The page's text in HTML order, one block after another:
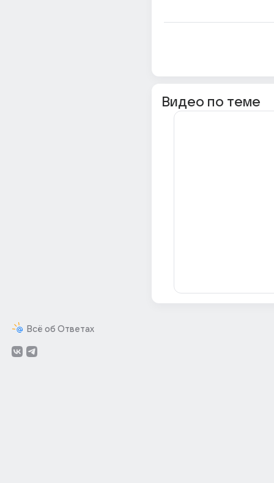
Всё об Ответах
Видео по теме